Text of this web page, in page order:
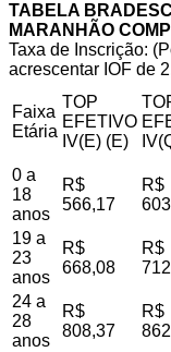
TABELA
MARANHÃO
Taxa de Inscrição:
acrescentar IOF de
Faixa
Etária
TOP
EFETIVO
IV(E) (E)
0 a
18
anos
R$
566,17
R$
19 a
23
anos
R$
668,08
R$
24 a
28
anos
R$
808,37
R$